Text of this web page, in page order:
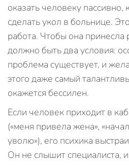
оказать человеку пассивно,
сделать укол в больнице.
работа. Чтобы она принесла
должно быть два условия:
проблема существует, и
этого даже самый
окажется бессилен.
Если человек приходит в
(«меня привела жена»,
уволю»), его психика
Он не слышит специалиста,